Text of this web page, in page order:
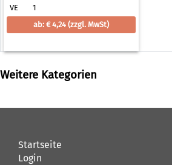
VE
1
ab: € 4,24 (zzgl. MwSt)
Weitere Kategorien
Startseite
Login